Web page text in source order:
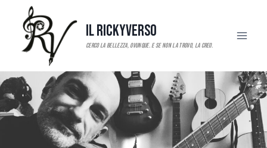
contenuto
Il RickyVerso